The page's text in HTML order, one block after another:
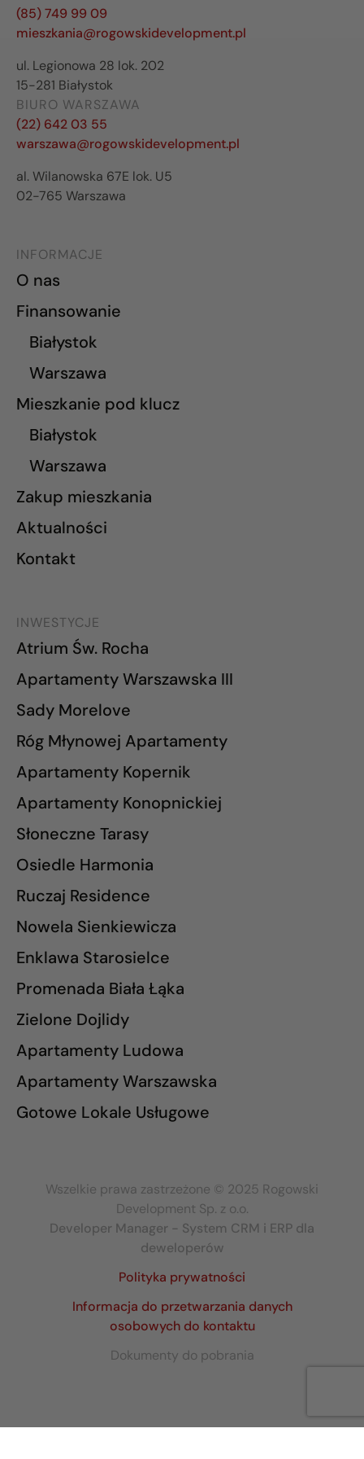
(85) 749 99 09
mieszkania@rogowskidevelopment.pl
ul. Legionowa 28 lok. 202
15-281 Białystok
BIURO WARSZAWA
(22) 642 03 55
warszawa@rogowskidevelopment.pl
al. Wilanowska 67E lok. U5
02-765 Warszawa
INFORMACJE
O nas
Finansowanie
Białystok
Warszawa
Mieszkanie pod klucz
Białystok
Warszawa
Zakup mieszkania
Aktualności
Kontakt
INWESTYCJE
Atrium Św. Rocha
Apartamenty Warszawska III
Sady Morelove
Róg Młynowej Apartamenty
Apartamenty Kopernik
Apartamenty Konopnickiej
Słoneczne Tarasy
Osiedle Harmonia
Ruczaj Residence
Nowela Sienkiewicza
Enklawa Starosielce
Promenada Biała Łąka
Zielone Dojlidy
Apartamenty Ludowa
Apartamenty Warszawska
Gotowe Lokale Usługowe
Wszelkie prawa zastrzeżone © 2025 Rogowski
Development Sp. z o.o.
Developer Manager - System CRM i ERP dla
deweloperów
Polityka prywatności
Informacja do przetwarzania danych
osobowych do kontaktu
Dokumenty do pobrania